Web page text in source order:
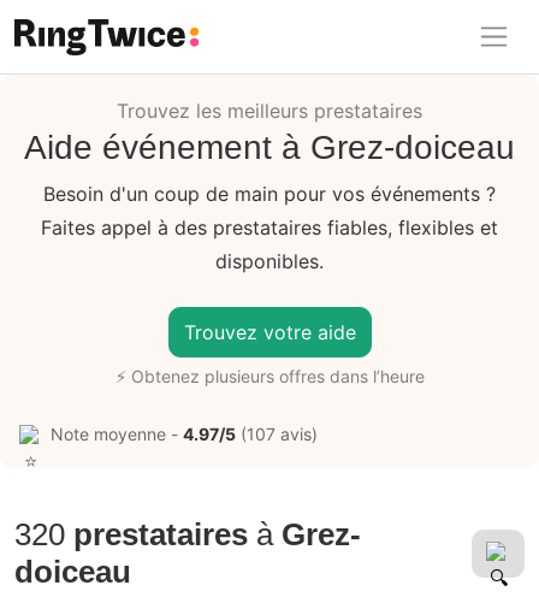
Ring Twice
Trouvez les meilleurs prestataires
Aide événement à Grez-doiceau
Besoin d'un coup de main pour vos événements ?
Faites appel à des prestataires fiables, flexibles et
disponibles.
Trouvez votre aide
⚡ Obtenez plusieurs offres dans l’heure
Note moyenne - 4.97/5 (107 avis)
320 prestataires à Grez-
doiceau